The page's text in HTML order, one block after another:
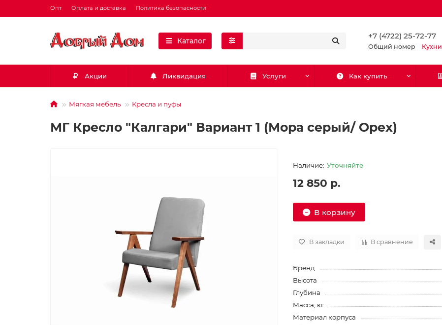
Опт Оплата и доставка Политика безопасности
Каталог
+7 (4722) 25-72-77
Общий номер Кухни
Акции Ликвидация Услуги Как купить
Мягкая мебель Кресла и пуфы
МГ Кресло "Калгари" Вариант 1 (Мора серый/ Орех)
Уточняйте
12 850 р.
В корзину
В закладки В сравнение
Бренд
Высота
Глубина
Масса, кг
Материал корпуса